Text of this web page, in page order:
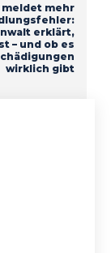
meldet mehr
erklärt,
– und ob es
wirklich gibt